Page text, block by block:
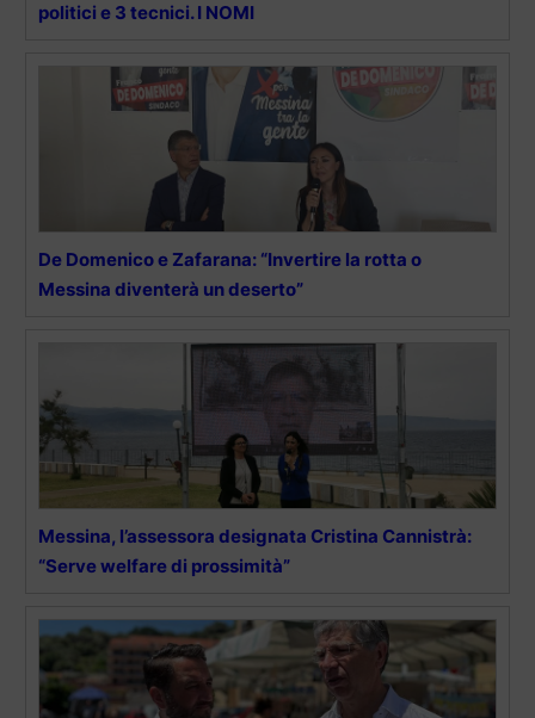
politici e 3 tecnici. I NOMI
De Domenico e Zafarana: “Invertire la rotta o
Messina diventerà un deserto”
Messina, l’assessora designata Cristina Cannistrà:
“Serve welfare di prossimità”